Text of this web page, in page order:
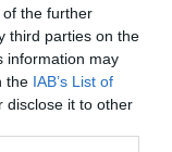
the further
third parties on the
information may
the IAB’s List of
disclose it to other
azonnal
vagy 112-es